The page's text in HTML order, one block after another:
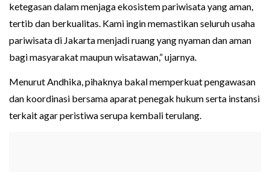
ketegasan dalam menjaga ekosistem pariwisata yang aman,
tertib dan berkualitas. Kami ingin memastikan seluruh usaha
pariwisata di Jakarta menjadi ruang yang nyaman dan aman
bagi masyarakat maupun wisatawan,” ujarnya.
Menurut Andhika, pihaknya bakal memperkuat pengawasan
dan koordinasi bersama aparat penegak hukum serta instansi
terkait agar peristiwa serupa kembali terulang.